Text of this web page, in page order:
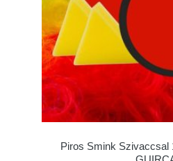
Piros Smink Szivaccsal